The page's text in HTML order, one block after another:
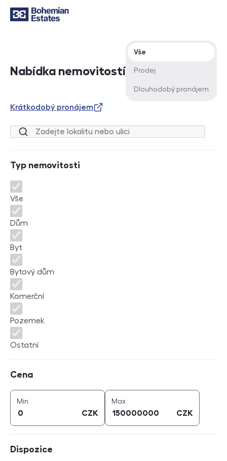
Nabídka nemovitostí
Typ nabídky
Vše
Prodej
Dlouhodobý pronájem
Krátkodobý pronájem
Lokalita nebo ulice
Typ nemovitosti
Typ nemovitosti
Vše
Dům
Byt
Bytový dům
Komerční
Pozemek
Ostatní
Cena
Min
CZK
Maxcena (
CZK
Dispozice